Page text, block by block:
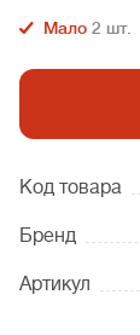
Мало 2 шт.
Код товара
Бренд
Артикул